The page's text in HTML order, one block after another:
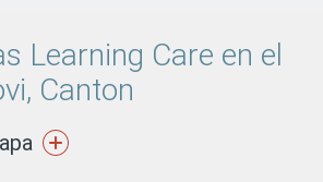
Learning Care en el
Canton